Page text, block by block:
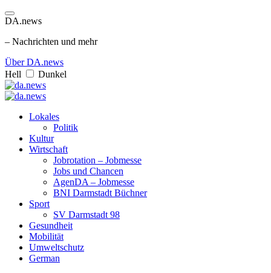
DA.news
– Nachrichten und mehr
Über DA.news
Hell
Dunkel
Lokales
Politik
Kultur
Wirtschaft
Jobrotation – Jobmesse
Jobs und Chancen
AgenDA – Jobmesse
BNI Darmstadt Büchner
Sport
SV Darmstadt 98
Gesundheit
Mobilität
Umweltschutz
German